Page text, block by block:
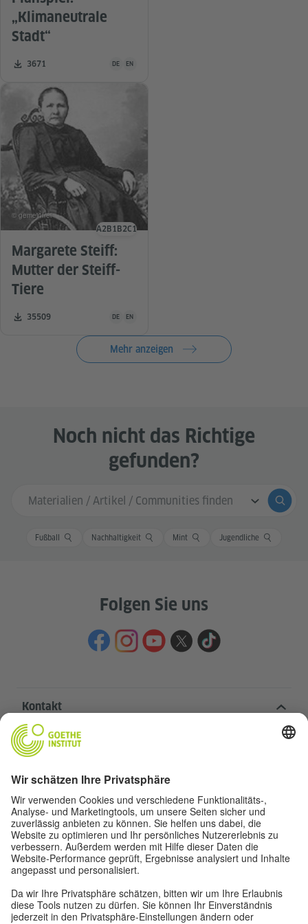
„Klimaneutrale
Stadt“
Zahl der Downloads:
3671 Unterrichtsmaterial ist in folgenden Sprachen
DE EN
Margarete Steiff:
Mutter der Steiff-
Tiere
Zahl der Downloads:
35509 Unterrichtsmaterial ist in folgenden Sprachen
DE EN
© gemeinfrei
Sprachniveau
A2 B1 B2C1
Mehr anzeigen
Noch nicht das Richtige
gefunden?
Sucheingabe
Fußball Nachhaltigkeit Mint Jugendliche
Folgen Sie uns
Kontakt
Goethe-Institut Zentrale
Oskar von Miller-Ring 18
80333 München
deutschstunde@goethe.de
Hilfreiche Links
Weitere Websites